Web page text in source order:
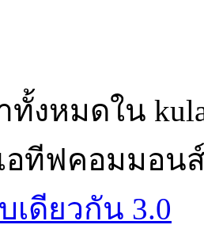
ทั้งหมดใน
อทีฟคอมมอน
ดียวกัน 3.0